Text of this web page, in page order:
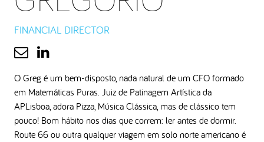
FINANCIAL DIRECTOR
O Greg é um bem-disposto, nada natural de um CFO formado
em Matemáticas Puras. Juiz de Patinagem Artística da
APLisboa, adora Pizza, Música Clássica, mas de clássico tem
pouco! Bom hábito nos dias que correm: ler antes de dormir.
Route 66 ou outra qualquer viagem em solo norte americano é